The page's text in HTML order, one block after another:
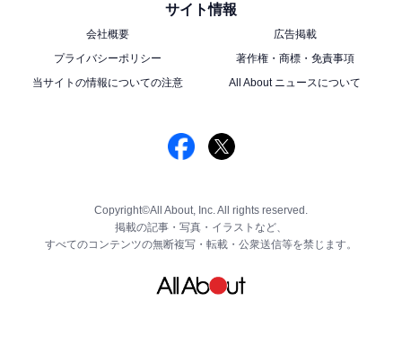
サイト情報
会社概要
広告掲載
プライバシーポリシー
著作権・商標・免責事項
当サイトの情報についての注意
All About ニュースについて
Copyright©All About, Inc. All rights reserved.
掲載の記事・写真・イラストなど、
すべてのコンテンツの無断複写・転載・公衆送信等を禁じます。